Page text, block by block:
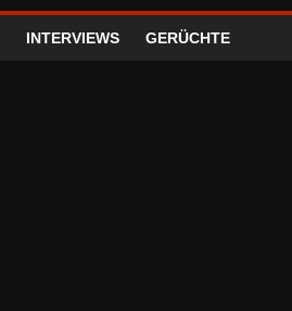
INTERVIEWS GERÜCHTE